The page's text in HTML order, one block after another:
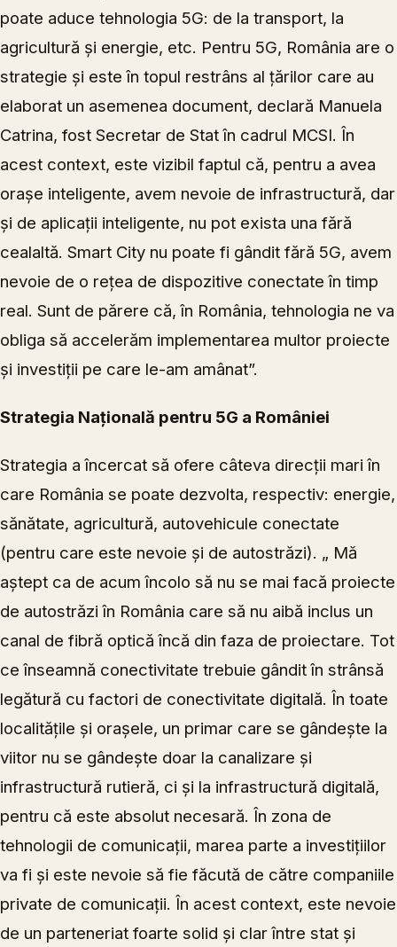
poate aduce tehnologia 5G: de la transport, la
agricultură și energie, etc. Pentru 5G, România are o
strategie și este în topul restrâns al țărilor care au
elaborat un asemenea document, declară Manuela
Catrina, fost Secretar de Stat în cadrul MCSI. În
acest context, este vizibil faptul că, pentru a avea
orașe inteligente, avem nevoie de infrastructură, dar
și de aplicații inteligente, nu pot exista una fără
cealaltă. Smart City nu poate fi gândit fără 5G, avem
nevoie de o rețea de dispozitive conectate în timp
real. Sunt de părere că, în România, tehnologia ne va
obliga să accelerăm implementarea multor proiecte
și investiții pe care le-am amânat”.
Strategia Națională pentru 5G a României
Strategia a încercat să ofere câteva direcții mari în
care România se poate dezvolta, respectiv: energie,
sănătate, agricultură, autovehicule conectate
(pentru care este nevoie și de autostrăzi). „ Mă
aștept ca de acum încolo să nu se mai facă proiecte
de autostrăzi în România care să nu aibă inclus un
canal de fibră optică încă din faza de proiectare. Tot
ce înseamnă conectivitate trebuie gândit în strânsă
legătură cu factori de conectivitate digitală. În toate
localitățile și orașele, un primar care se gândește la
viitor nu se gândește doar la canalizare și
infrastructură rutieră, ci și la infrastructură digitală,
pentru că este absolut necesară. În zona de
tehnologii de comunicații, marea parte a investițiilor
va fi și este nevoie să fie făcută de către companiile
private de comunicații. În acest context, este nevoie
de un parteneriat foarte solid și clar între stat și